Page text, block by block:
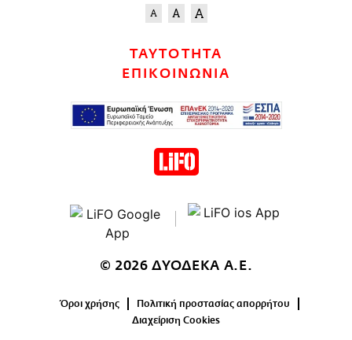
ΤΑΥΤΟΤΗΤΑ
ΕΠΙΚΟΙΝΩΝΙΑ
© 2026 ΔΥΟΔΕΚΑ Α.Ε.
Όροι χρήσης
Πολιτική προστασίας απορρήτου
Διαχείριση Cookies